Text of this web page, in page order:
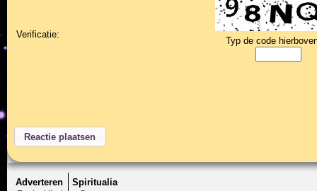
Verificatie:
Typ de code
Adverteren
Spiritualia